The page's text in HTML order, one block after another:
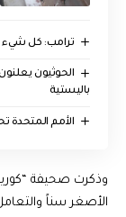
ترامب: كل شيء
الحوثيون
باليستية
الأمم
وذكرت صحيفة
الأصغر سناً